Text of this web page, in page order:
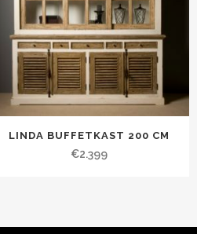
LINDA BUFFETKAST 200 CM
€2.399